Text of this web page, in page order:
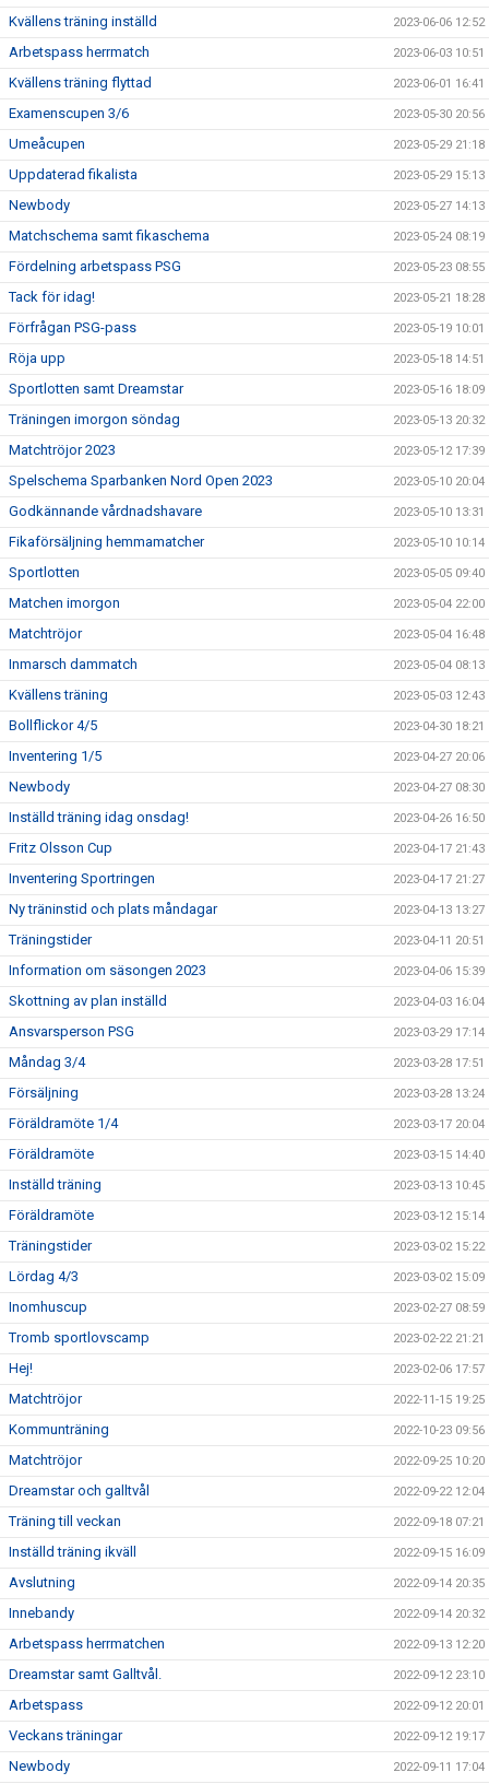
Kvällens träning inställd 2023-06-06 12:52
Arbetspass herrmatch 2023-06-03 10:51
Kvällens träning flyttad 2023-06-01 16:41
Examenscupen 3/6 2023-05-30 20:56
Umeåcupen 2023-05-29 21:18
Uppdaterad fikalista 2023-05-29 15:13
Newbody 2023-05-27 14:13
Matchschema samt fikaschema 2023-05-24 08:19
Fördelning arbetspass PSG 2023-05-23 08:55
Tack för idag! 2023-05-21 18:28
Förfrågan PSG-pass 2023-05-19 10:01
Röja upp 2023-05-18 14:51
Sportlotten samt Dreamstar 2023-05-16 18:09
Träningen imorgon söndag 2023-05-13 20:32
Matchtröjor 2023 2023-05-12 17:39
Spelschema Sparbanken Nord Open 2023 2023-05-10 20:04
Godkännande vårdnadshavare 2023-05-10 13:31
Fikaförsäljning hemmamatcher 2023-05-10 10:14
Sportlotten 2023-05-05 09:40
Matchen imorgon 2023-05-04 22:00
Matchtröjor 2023-05-04 16:48
Inmarsch dammatch 2023-05-04 08:13
Kvällens träning 2023-05-03 12:43
Bollflickor 4/5 2023-04-30 18:21
Inventering 1/5 2023-04-27 20:06
Newbody 2023-04-27 08:30
Inställd träning idag onsdag! 2023-04-26 16:50
Fritz Olsson Cup 2023-04-17 21:43
Inventering Sportringen 2023-04-17 21:27
Ny träninstid och plats måndagar 2023-04-13 13:27
Träningstider 2023-04-11 20:51
Information om säsongen 2023 2023-04-06 15:39
Skottning av plan inställd 2023-04-03 16:04
Ansvarsperson PSG 2023-03-29 17:14
Måndag 3/4 2023-03-28 17:51
Försäljning 2023-03-28 13:24
Föräldramöte 1/4 2023-03-17 20:04
Föräldramöte 2023-03-15 14:40
Inställd träning 2023-03-13 10:45
Föräldramöte 2023-03-12 15:14
Träningstider 2023-03-02 15:22
Lördag 4/3 2023-03-02 15:09
Inomhuscup 2023-02-27 08:59
Tromb sportlovscamp 2023-02-22 21:21
Hej! 2023-02-06 17:57
Matchtröjor 2022-11-15 19:25
Kommunträning 2022-10-23 09:56
Matchtröjor 2022-09-25 10:20
Dreamstar och galltvål 2022-09-22 12:04
Träning till veckan 2022-09-18 07:21
Inställd träning ikväll 2022-09-15 16:09
Avslutning 2022-09-14 20:35
Innebandy 2022-09-14 20:32
Arbetspass herrmatchen 2022-09-13 12:20
Dreamstar samt Galltvål. 2022-09-12 23:10
Arbetspass 2022-09-12 20:01
Veckans träningar 2022-09-12 19:17
Newbody 2022-09-11 17:04